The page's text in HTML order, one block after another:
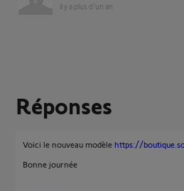
il y a plus d'un an
Réponses
Voici le nouveau modèle https://
Bonne journée